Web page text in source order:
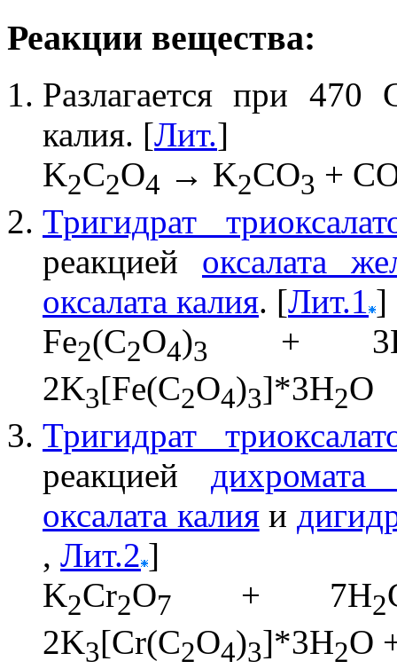
Реакции вещества:
Разлагается при
калия. [Лит.]
K2C2O4 → K2CO3 +
Тригидрат
реакцией оксалата
оксалата калия. [Лит.1 ]
Fe2(C2O4)3
+
2K3[Fe(C2O4)3]*3H2O
Тригидрат
реакцией дихромата
оксалата калияи
, Лит.2 ]
K2Cr2O7 + 7H2
2K3[Cr(C2O4)3]*3H2O